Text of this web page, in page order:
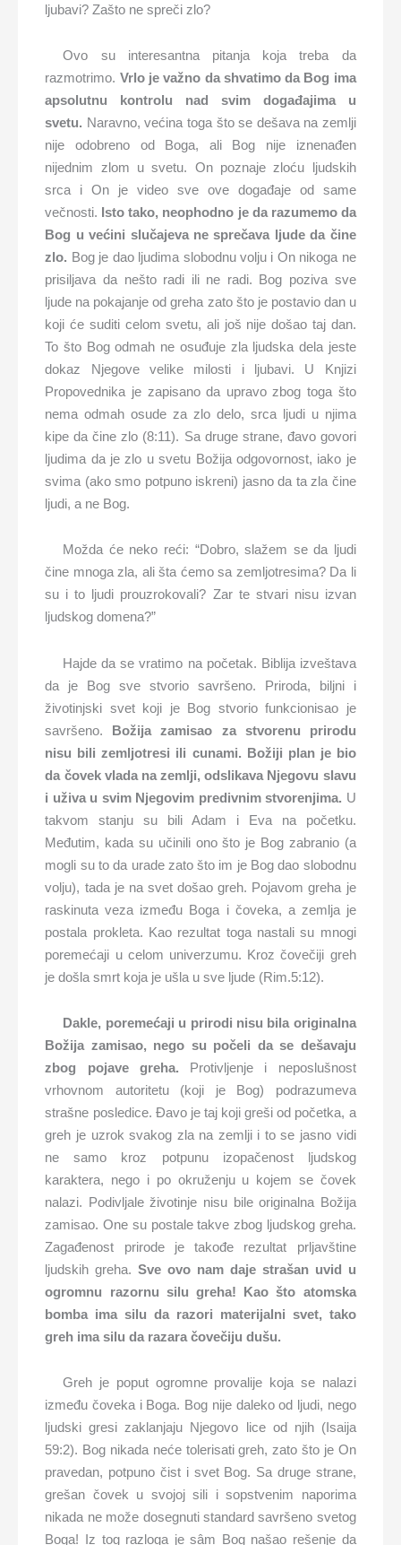
ljubavi? Zašto ne spreči zlo?
Ovo su interesantna pitanja koja treba da
razmotrimo. Vrlo je važno da shvatimo da Bog ima
apsolutnu kontrolu nad svim događajima u
svetu. Naravno, većina toga što se dešava na zemlji
nije odobreno od Boga, ali Bog nije iznenađen
nijednim zlom u svetu. On poznaje zloću ljudskih
srca i On je video sve ove događaje od same
večnosti. Isto tako, neophodno je da razumemo da
Bog u većini slučajeva ne sprečava ljude da čine
zlo. Bog je dao ljudima slobodnu volju i On nikoga ne
prisiljava da nešto radi ili ne radi. Bog poziva sve
ljude na pokajanje od greha zato što je postavio dan u
koji će suditi celom svetu, ali još nije došao taj dan.
To što Bog odmah ne osuđuje zla ljudska dela jeste
dokaz Njegove velike milosti i ljubavi. U Knjizi
Propovednika je zapisano da upravo zbog toga što
nema odmah osude za zlo delo, srca ljudi u njima
kipe da čine zlo (8:11). Sa druge strane, đavo govori
ljudima da je zlo u svetu Božija odgovornost, iako je
svima (ako smo potpuno iskreni) jasno da ta zla čine
ljudi, a ne Bog.
Možda će neko reći: “Dobro, slažem se da ljudi
čine mnoga zla, ali šta ćemo sa zemljotresima? Da li
su i to ljudi prouzrokovali? Zar te stvari nisu izvan
ljudskog domena?”
Hajde da se vratimo na početak. Biblija izveštava
da je Bog sve stvorio savršeno. Priroda, biljni i
životinjski svet koji je Bog stvorio funkcionisao je
savršeno. Božija zamisao za stvorenu prirodu
nisu bili zemljotresi ili cunami. Božiji plan je bio
da čovek vlada na zemlji, odslikava Njegovu slavu
i uživa u svim Njegovim predivnim stvorenjima. U
takvom stanju su bili Adam i Eva na početku.
Međutim, kada su učinili ono što je Bog zabranio (a
mogli su to da urade zato što im je Bog dao slobodnu
volju), tada je na svet došao greh. Pojavom greha je
raskinuta veza između Boga i čoveka, a zemlja je
postala prokleta. Kao rezultat toga nastali su mnogi
poremećaji u celom univerzumu. Kroz čovečiji greh
je došla smrt koja je ušla u sve ljude (Rim.5:12).
Dakle, poremećaji u prirodi nisu bila originalna
Božija zamisao, nego su počeli da se dešavaju
zbog pojave greha. Protivljenje i neposlušnost
vrhovnom autoritetu (koji je Bog) podrazumeva
strašne posledice. Đavo je taj koji greši od početka, a
greh je uzrok svakog zla na zemlji i to se jasno vidi
ne samo kroz potpunu izopačenost ljudskog
karaktera, nego i po okruženju u kojem se čovek
nalazi. Podivljale životinje nisu bile originalna Božija
zamisao. One su postale takve zbog ljudskog greha.
Zagađenost prirode je takođe rezultat prljavštine
ljudskih greha.Sve ovo nam daje strašan uvid u
ogromnu razornu silu greha! Kao što atomska
bomba ima silu da razori materijalni svet, tako
greh ima silu da razara čovečiju dušu.
Greh je poput ogromne provalije koja se nalazi
između čoveka i Boga. Bog nije daleko od ljudi, nego
ljudski gresi zaklanjaju Njegovo lice od njih (Isaija
59:2). Bog nikada neće tolerisati greh, zato što je On
pravedan, potpuno čist i svet Bog. Sa druge strane,
grešan čovek u svojoj sili i sopstvenim naporima
nikada ne može dosegnuti standard savršeno svetog
Boga! Iz tog razloga je sâm Bog našao rešenje da